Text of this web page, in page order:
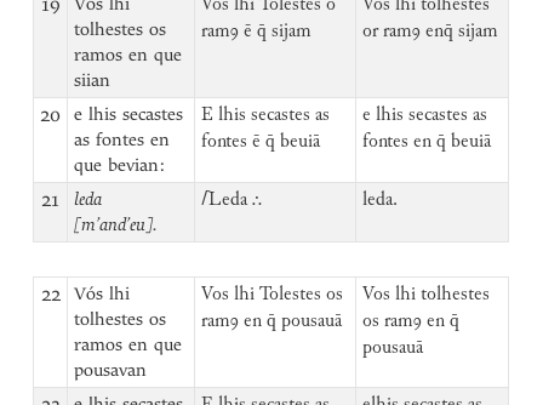
19
Vós lhi
tolhestes os
ramos en que
siian
Vos lhi Tolestes o
ramꝯ ē q̄ sijam
Vos lhi tolhestes
or ramꝯ enq̄ sijam
20
e lhis secastes
as fontes en
que bevian:
E lhis secastes as
fontes ē q̄ beuiā
e lhis secastes as
fontes en q̄ beuiā
21
leda
[m’and’eu].
⌈Leda ⸫ leda.
22
Vós lhi
tolhestes os
ramos en que
pousavan
Vos lhi Tolestes os
ramꝯ en q̄ pousauā
Vos lhi tolhestes
os ramꝯ en q̄
pousauā